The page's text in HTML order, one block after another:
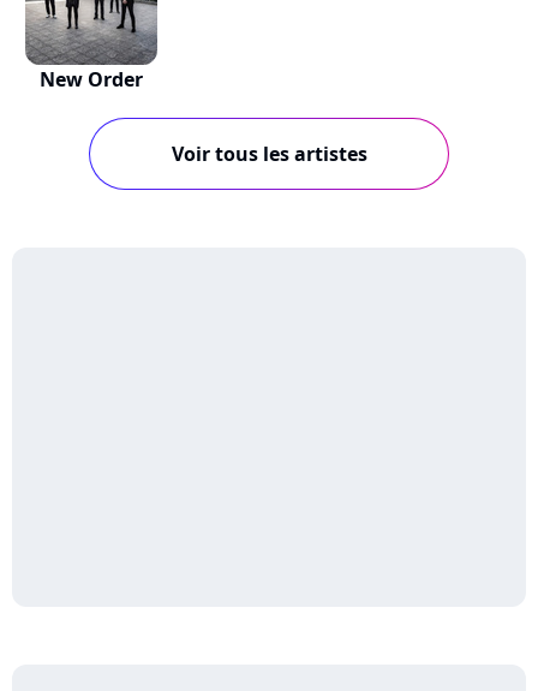
New Order
Voir tous les artistes